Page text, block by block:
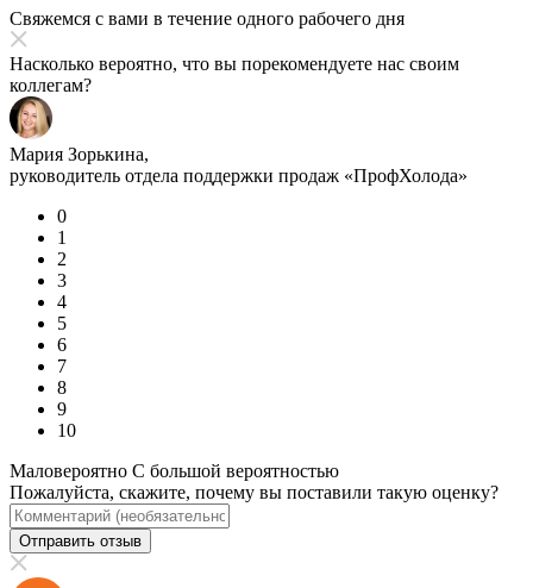
Свяжемся с вами в течение одного рабочего дня
Насколько вероятно, что вы порекомендуете нас своим
коллегам?
Мария Зорькина,
руководитель отдела поддержки продаж «ПрофХолода»
0
1
2
3
4
5
6
7
8
9
10
Маловероятно С большой вероятностью
Пожалуйста, скажите, почему вы поставили такую оценку?
Отправить отзыв